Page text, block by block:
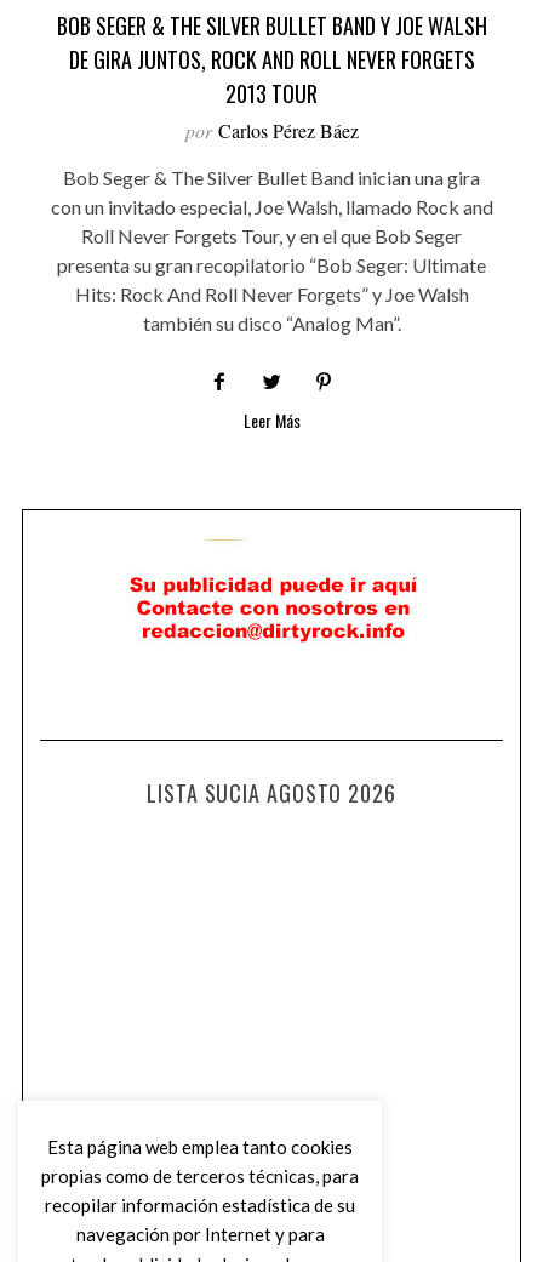
BOB SEGER & THE SILVER BULLET BAND Y JOE WALSH
DE GIRA JUNTOS, ROCK AND ROLL NEVER FORGETS
2013 TOUR
por Carlos Pérez Báez
Bob Seger & The Silver Bullet Band inician una gira
con un invitado especial, Joe Walsh, llamado Rock and
Roll Never Forgets Tour, y en el que Bob Seger
presenta su gran recopilatorio “Bob Seger: Ultimate
Hits: Rock And Roll Never Forgets” y Joe Walsh
también su disco “Analog Man”.
Leer Más
LISTA SUCIA AGOSTO 2026
Esta página web emplea tanto cookies
propias como de terceros técnicas, para
recopilar información estadística de su
navegación por Internet y para